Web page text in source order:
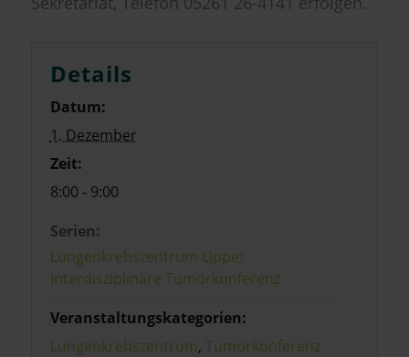
Details
Datum:
1. Dezember
Zeit:
8:00 - 9:00
Serien:
Lungenkrebszentrum Lippe:
Interdisziplinäre Tumorkonferenz
Veranstaltungskategorien:
Lungenkrebszentrum, Tumorkonferenz